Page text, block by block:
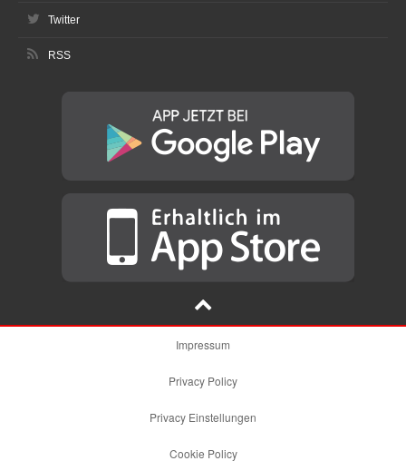
Twitter
RSS
Impressum
Privacy Policy
Privacy Einstellungen
Cookie Policy